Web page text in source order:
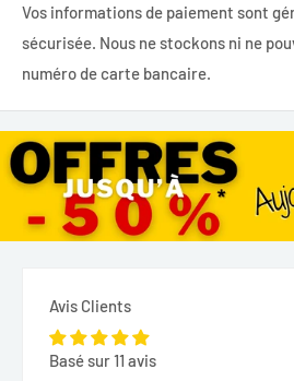
Vos informations de paiement sont
sécurisée. Nous ne stockons ni ne
numéro de carte bancaire.
Avis Clients
Basé sur 11 avis